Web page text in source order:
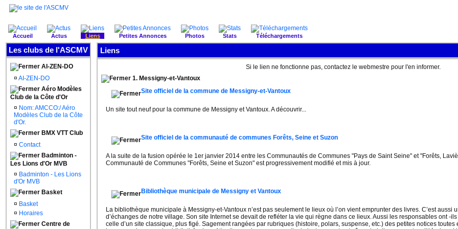
Accueil Actus Liens Petites Annonces Photos Stats Téléchargements
Les clubs de l'ASCMV
AI-ZEN-DO
¤ AI-ZEN-DO
Aéro Modèles
Club de la Côte d'Or
¤ Nom: AMCCO:/ Aéro
Modèles Club de la Côte
d'Or.
BMX VTT Club
¤ Contact
Badminton -
Les Lions d'Or MVB
¤ Badminton - Les Lions
d'Or MVB
Basket
¤ Basket
¤ Horaires
Centre de
Liens
Si le lien ne fonctionne pas, contactez le webmestre pour l'en informer.
1. Messigny-et-Vantoux
Site officiel de la commune de Messigny-et-Vantoux
Un site tout neuf pour la commune de Messigny et Vantoux. A découvrir...
Site officiel de la communauté de communes Forêts, Seine et Suzon
A la suite de la fusion opérée le 1er janvier 2014 entre les Communautés de Communes "Pays de Saint Seine" et "Forêts,
Communauté de Communes "Forêts, Seine et Suzon" est progressivement modifié et mis à jour.
Bibliothèque municipale de Messigny et Vantoux
La bibliothèque municipale à Messigny-et-Vantoux n’est pas seulement le lieux où l’on vient emprunter des livres. C’est
d’échanges de notre village. Son site Internet se devait de refléter la vie qui règne dans ce lieux. Aussi les responsables ont -
celle d’un site classique, plus figé. Sagement rangées par rubriques (histoire, polars, suspense, etc.) des petites notices